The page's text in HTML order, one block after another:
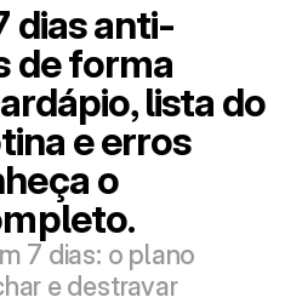
dias anti-
de forma
lista do
e erros
o
7 dias: o plano
e destravar